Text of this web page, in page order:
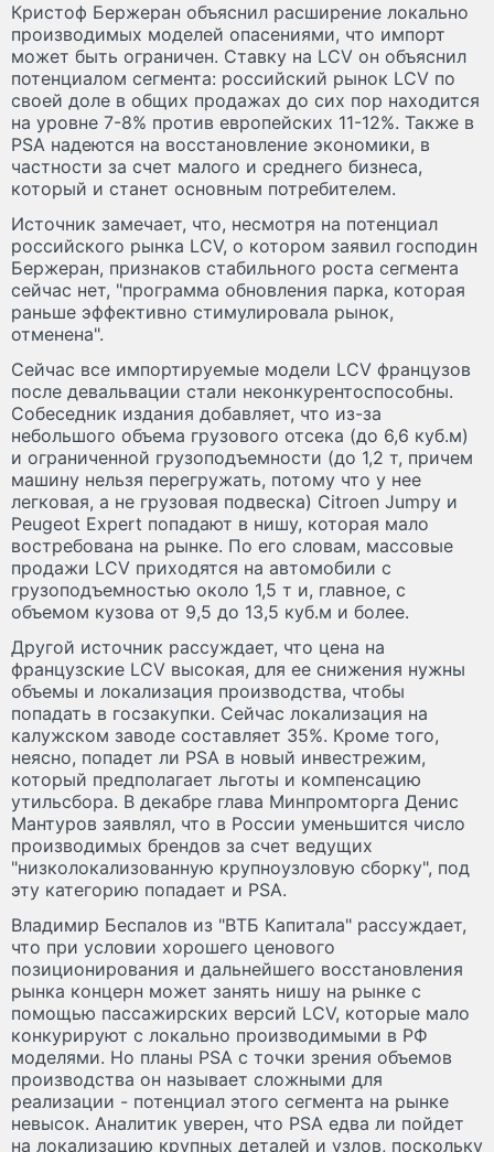
Кристоф Бержеран объяснил расширение локально
производимых моделей опасениями, что импорт
может быть ограничен. Ставку на LCV он объяснил
потенциалом сегмента: российский рынок LCV по
своей доле в общих продажах до сих пор находится
на уровне 7-8% против европейских 11-12%. Также в
PSA надеются на восстановление экономики, в
частности за счет малого и среднего бизнеса,
который и станет основным потребителем.
Источник замечает, что, несмотря на потенциал
российского рынка LCV, о котором заявил господин
Бержеран, признаков стабильного роста сегмента
сейчас нет, "программа обновления парка, которая
раньше эффективно стимулировала рынок,
отменена".
Сейчас все импортируемые модели LCV французов
после девальвации стали неконкурентоспособны.
Собеседник издания добавляет, что из-за
небольшого объема грузового отсека (до 6,6 куб.м)
и ограниченной грузоподъемности (до 1,2 т, причем
машину нельзя перегружать, потому что у нее
легковая, а не грузовая подвеска) Citroen Jumpy и
Peugeot Expert попадают в нишу, которая мало
востребована на рынке. По его словам, массовые
продажи LCV приходятся на автомобили с
грузоподъемностью около 1,5 т и, главное, c
объемом кузова от 9,5 до 13,5 куб.м и более.
Другой источник рассуждает, что цена на
французские LCV высокая, для ее снижения нужны
объемы и локализация производства, чтобы
попадать в госзакупки. Сейчас локализация на
калужском заводе составляет 35%. Кроме того,
неясно, попадет ли PSA в новый инвестрежим,
который предполагает льготы и компенсацию
утильсбора. В декабре глава Минпромторга Денис
Мантуров заявлял, что в России уменьшится число
производимых брендов за счет ведущих
"низколокализованную крупноузловую сборку", под
эту категорию попадает и PSA.
Владимир Беспалов из "ВТБ Капитала" рассуждает,
что при условии хорошего ценового
позиционирования и дальнейшего восстановления
рынка концерн может занять нишу на рынке с
помощью пассажирских версий LCV, которые мало
конкурируют с локально производимыми в РФ
моделями. Но планы PSA с точки зрения объемов
производства он называет сложными для
реализации - потенциал этого сегмента на рынке
невысок. Аналитик уверен, что PSA едва ли пойдет
на локализацию крупных деталей и узлов, поскольку